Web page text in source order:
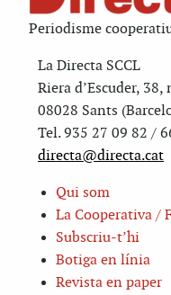
Periodisme
La Directa SCCL
Riera d’Escuder,
08028 Sants
Tel. 935 27 09 82 /
directa@directa.cat
Qui som
La Cooperativa /
Subscriu-t’hi
Botiga en línia
Revista en paper